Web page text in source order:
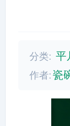
分类: 平
作者:瓷